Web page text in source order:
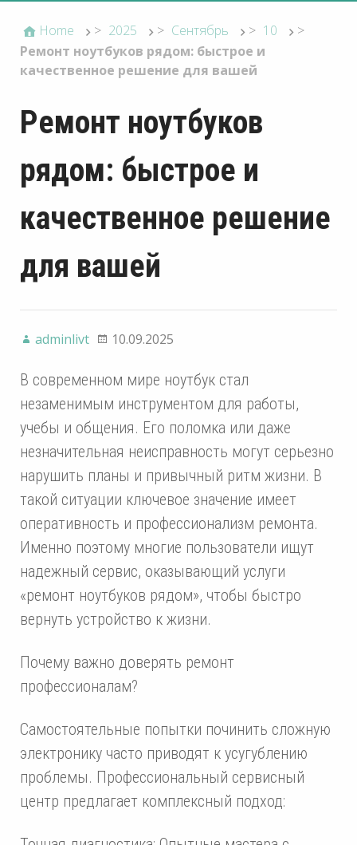
Home > 2025 > Сентябрь > 10
>
Ремонт ноутбуков рядом: быстрое и
качественное решение для вашей
Ремонт ноутбуков
рядом: быстрое и
качественное решение
для вашей
adminlivt 10.09.2025
В современном мире ноутбук стал
незаменимым инструментом для работы,
учебы и общения. Его поломка или даже
незначительная неисправность могут серьезно
нарушить планы и привычный ритм жизни. В
такой ситуации ключевое значение имеет
оперативность и профессионализм ремонта.
Именно поэтому многие пользователи ищут
надежный сервис, оказывающий услуги
«ремонт ноутбуков рядом», чтобы быстро
вернуть устройство к жизни.
Почему важно доверять ремонт
профессионалам?
Самостоятельные попытки починить сложную
электронику часто приводят к усугублению
проблемы. Профессиональный сервисный
центр предлагает комплексный подход: